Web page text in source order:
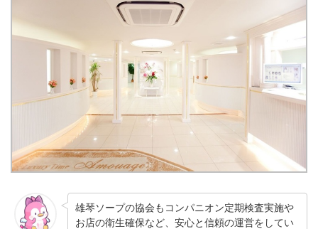
雄琴ソープの協会もコンパニオン定期検査実施や
お店の衛生確保など、安心と信頼の運営をしてい